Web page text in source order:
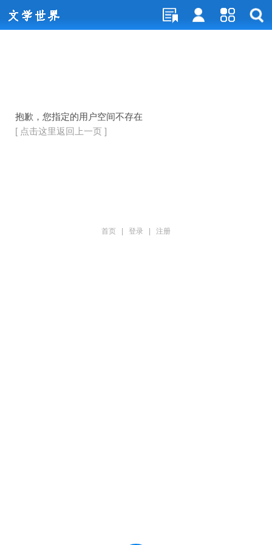
抱歉，您指定的用户空间不存在
[ 点击这里返回上一页 ]
首页 登录 注册